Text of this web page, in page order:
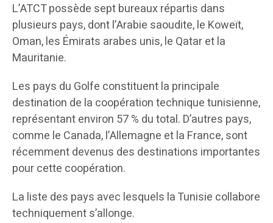
L’ATCT possède sept bureaux répartis dans
plusieurs pays, dont l’Arabie saoudite, le Koweït,
Oman, les Émirats arabes unis, le Qatar et la
Mauritanie.
Les pays du Golfe constituent la principale
destination de la coopération technique tunisienne,
représentant environ 57 % du total. D’autres pays,
comme le Canada, l’Allemagne et la France, sont
récemment devenus des destinations importantes
pour cette coopération.
La liste des pays avec lesquels la Tunisie collabore
techniquement s’allonge.